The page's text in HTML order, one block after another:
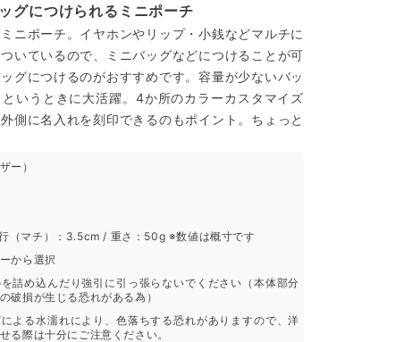
グにつけられるミニポーチ
ニポーチ。イヤホンやリップ・小銭などマルチに
いているので、ミニバッグなどにつけることが可
グにつけるのがおすすめです。容量が少ないバッ
いうときに大活躍。4か所のカラーカスタマイズ
側に名入れを刻印できるのもポイント。ちょっと
ー）
（マチ）：3.5cm / 重さ：50g ※数値は概寸です
から選択
詰め込んだり強引に引っ張らないでください（本体部分
破損が生じる恐れがある為）
よる水濡れにより、色落ちする恐れがありますので、洋
る際は十分にご注意ください。